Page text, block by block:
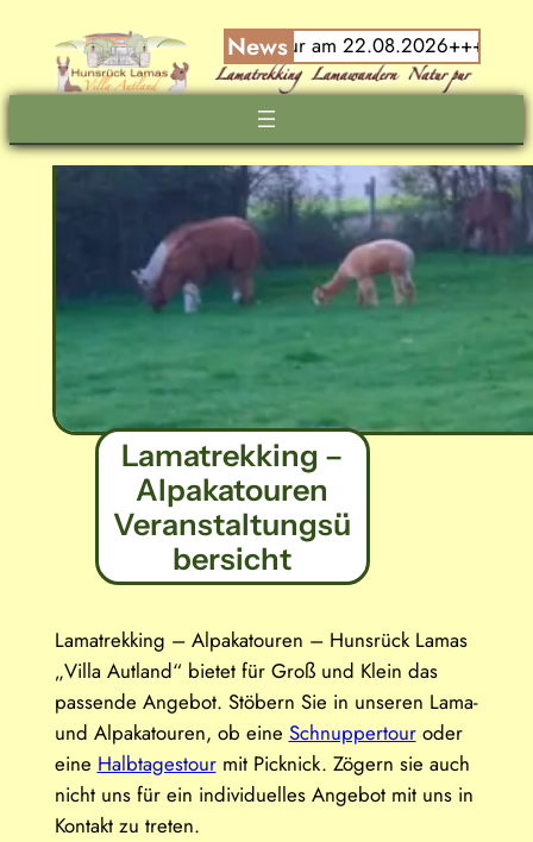
springen
News
Weck-Worscht-Woi-Tour am 22.08.2026+++ +++
Lamatrekking –
Alpakatouren
Veranstaltungsü
bersicht
Lamatrekking – Alpakatouren – Hunsrück Lamas
„Villa Autland“ bietet für Groß und Klein das
passende Angebot. Stöbern Sie in unseren Lama-
und Alpakatouren, ob eine Schnuppertouroder
eine Halbtagestourmit Picknick. Zögern sie auch
nicht uns für ein individuelles Angebot mit uns in
Kontakt zu treten.